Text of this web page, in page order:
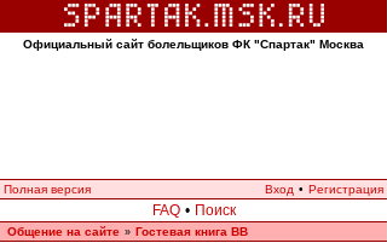
Официальный сайт болельщиков ФК "Спартак" Москва
Полная версия Вход • Регистрация
FAQ • Поиск
Общение на сайте » Гостевая книга ВВ